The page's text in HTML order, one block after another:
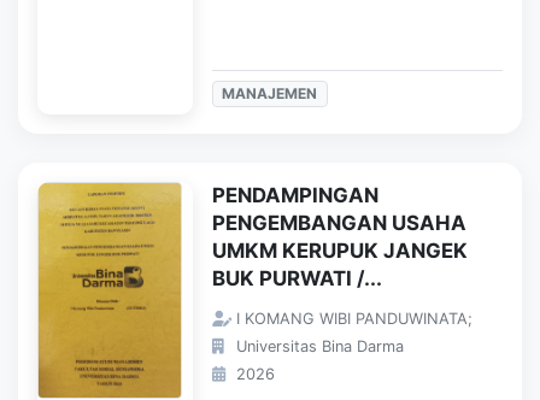
MANAJEMEN
PENDAMPINGAN
PENGEMBANGAN USAHA
UMKM KERUPUK JANGEK
BUK PURWATI /...
I KOMANG WIBI PANDUWINATA;
Universitas Bina Darma
2026